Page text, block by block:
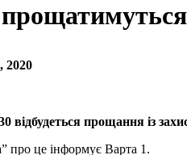
2020
відбудеться прощання із
про це інформує Варта 1.